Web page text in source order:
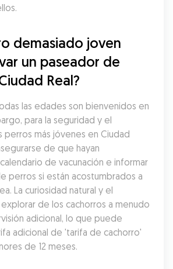
demasiado joven
un paseador de
Real?
las edades son bienvenidos en
para la seguridad y el
más jóvenes en Ciudad
de que hayan
de vacunación e informar
perros si están acostumbrados a
La curiosidad natural y el
de los cachorros a menudo
adicional, lo que puede
adicional de 'tarifa de cachorro'
de 12 meses.